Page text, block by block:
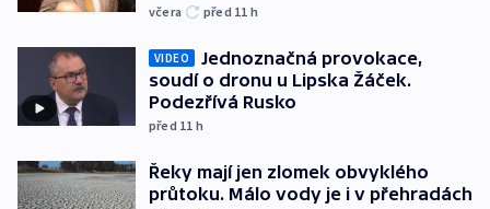
včera před 11 h
VIDEO
Jednoznačná provokace,
soudí o dronu u Lipska Žáček.
Podezřívá Rusko
před 11 h
Řeky mají jen zlomek obvyklého
průtoku. Málo vody je i v přehradách